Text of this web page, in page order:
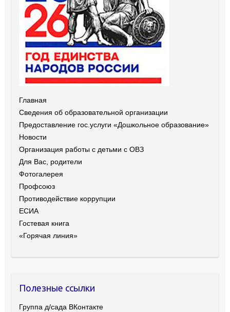
Главная
Сведения об образовательной организации
Предоставление гос.услуги «Дошкольное образование»
Новости
Организация работы с детьми с ОВЗ
Для Вас, родители
Фотогалерея
Профсоюз
Противодействие коррупции
ЕСИА
Гостевая книга
«Горячая линия»
Полезные ссылки
Группа д/сада ВКонтакте